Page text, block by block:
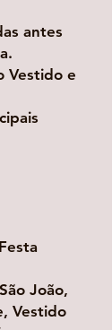
antes
Vestido e
João,
Vestido